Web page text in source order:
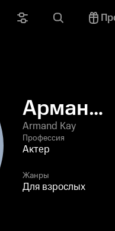
Арман
Кэй
Armand Kay
Профессия
Актер
Жанры
Для взрослых